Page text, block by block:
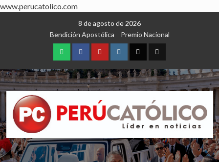
www.perucatolico.com
8 de agosto de 2026
Bendición Apostólica
Premio Nacional
WhatsAppFacebookYoutubeInstagram
X TikTok